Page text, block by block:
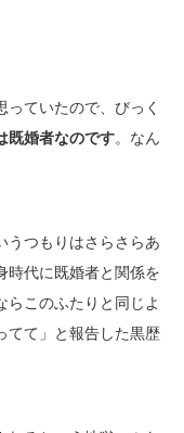
ていたので、びっく
既婚者なのです。なん
つもりはさらさらあ
時代に既婚者と関係を
らこのふたりと同じよ
てて」と報告した黒歴